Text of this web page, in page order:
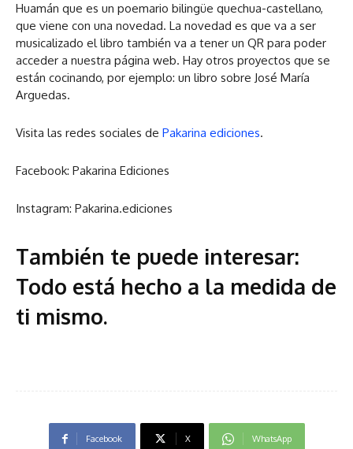
Huamán que es un poemario bilingüe quechua-castellano,
que viene con una novedad. La novedad es que va a ser
musicalizado el libro también va a tener un QR para poder
acceder a nuestra página web. Hay otros proyectos que se
están cocinando, por ejemplo: un libro sobre José María
Arguedas.
Visita las redes sociales de Pakarina ediciones.
Facebook: Pakarina Ediciones
Instagram: Pakarina.ediciones
También te puede interesar:
Todo está hecho a la medida de
ti mismo.
Facebook X WhatsApp